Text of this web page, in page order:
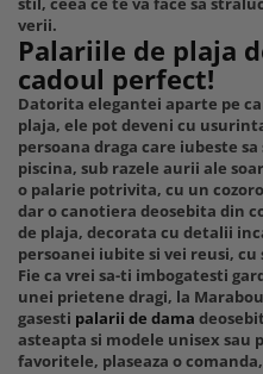
verii.
Palariile de plaja
cadoul perfect!
Datorita elegantei aparte pe
plaja, ele pot deveni cu
persoana draga care iubeste
piscina, sub razele aurii ale
o palarie potrivita, cu un
dar o canotiera deosebita din
de plaja, decorata cu detalii
persoanei iubite si vei reusi,
Fie ca vrei sa-ti imbogatesti
unei prietene dragi, la
gasesti palarii de dama
asteapta si modele unisex sau
favoritele, plaseaza o